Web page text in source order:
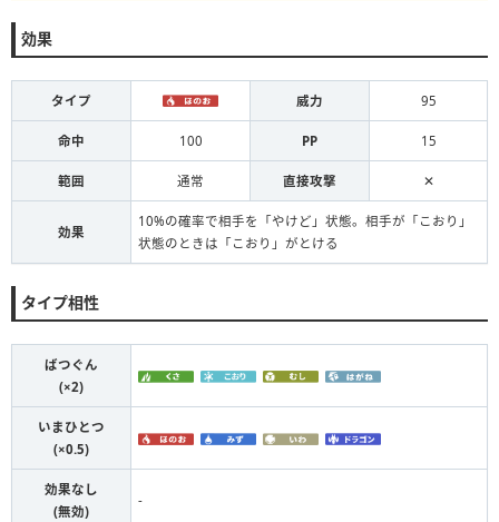
効果
タイプ 威力 95
命中 100 PP 15
範囲 通常 直接攻撃 ✕
効果
10%の確率で相手を「やけど」状態。相手が「こおり」
状態のときは「こおり」がとける
タイプ相性
ばつぐん
(×2)
いまひとつ
(×0.5)
効果なし
(無効)
-